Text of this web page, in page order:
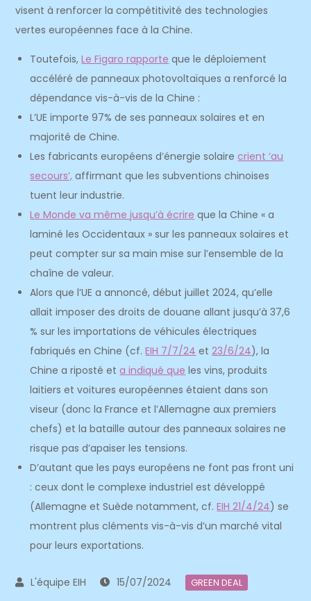
visent à renforcer la compétitivité des technologies
vertes européennes face à la Chine.
Toutefois,Le Figaro rapporte que le déploiement
accéléré de panneaux photovoltaïques a renforcé la
dépendance vis-à-vis de la Chine :
L’UE importe 97% de ses panneaux solaires et en
majorité de Chine.
Les fabricants européens d’énergie solaire crient ‘au
secours’, affirmant que les subventions chinoises
tuent leur industrie.
Le Monde va même jusqu’à écrire que la Chine « a
laminé les Occidentaux » sur les panneaux solaires et
peut compter sur sa main mise sur l’ensemble de la
chaîne de valeur.
Alors que l’UE a annoncé, début juillet 2024, qu’elle
allait imposer des droits de douane allant jusqu’à 37,6
% sur les importations de véhicules électriques
fabriqués en Chine (cf.EIH 7/7/24 et23/6/24), la
Chine a riposté eta indiqué que les vins, produits
laitiers et voitures européennes étaient dans son
viseur (donc la France et l’Allemagne aux premiers
chefs) et la bataille autour des panneaux solaires ne
risque pas d’apaiser les tensions.
D’autant que les pays européens ne font pas front uni
: ceux dont le complexe industriel est développé
(Allemagne et Suède notamment, cf.EIH 21/4/24) se
montrent plus cléments vis-à-vis d’un marché vital
pour leurs exportations.
15/07/2024 GREEN DEAL